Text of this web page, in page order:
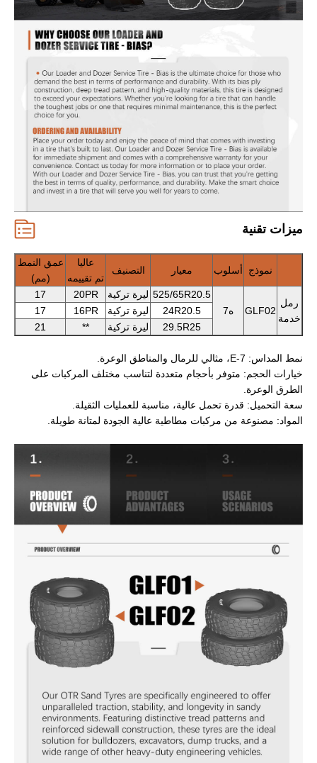
ميزات تقنية
نموذج أسلوب معيار التصنيف
عاليا
تم تقييمه
عمق النمط
(مم)
رمل
خدمة
GLF02 ه7
525/65R20.5 ليرة تركية 20PR
17
24R20.5
ليرة تركية 16PR
17
29.5R25
ليرة تركية **
21
نمط المداس: E-7، مثالي للرمال والمناطق الوعرة.
خيارات الحجم: متوفر بأحجام متعددة لتناسب مختلف المركبات على
الطرق الوعرة.
سعة التحميل: قدرة تحمل عالية، مناسبة للعمليات الثقيلة.
المواد: مصنوعة من مركبات مطاطية عالية الجودة لمتانة طويلة.